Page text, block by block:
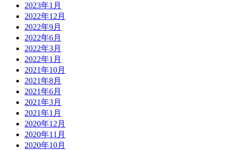
2023年1月
2022年12月
2022年9月
2022年6月
2022年3月
2022年1月
2021年10月
2021年8月
2021年6月
2021年3月
2021年1月
2020年12月
2020年11月
2020年10月